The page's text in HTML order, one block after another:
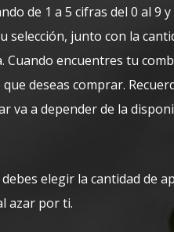
de 1 a 5 cifras del 0 al 9
selección, junto con la
Cuando encuentres tu
deseas comprar.
va a depender de la
elegir la cantidad de
azar por ti.